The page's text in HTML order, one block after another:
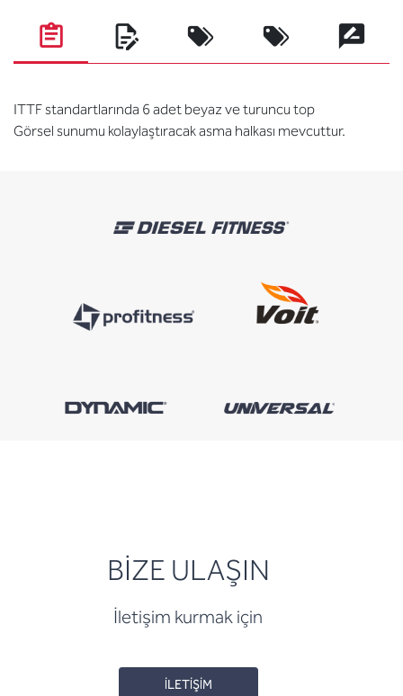
ITTF standartlarında 6 adet beyaz ve turuncu top
Görsel sunumu kolaylaştıracak asma halkası mevcuttur.
BİZE ULAŞIN
İletişim kurmak için
İLETİŞİM